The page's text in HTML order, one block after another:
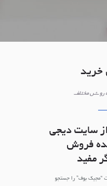
خرید
روش مختلف
سایت دیجی
فروش
مفید
“مجیک بوف” را جستجو